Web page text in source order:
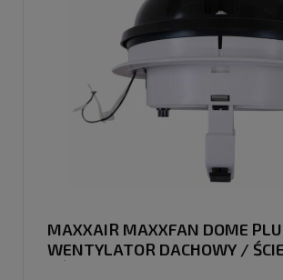
MAXXAIR MAXXFAN DOME
WENTYLATOR DACHOWY /